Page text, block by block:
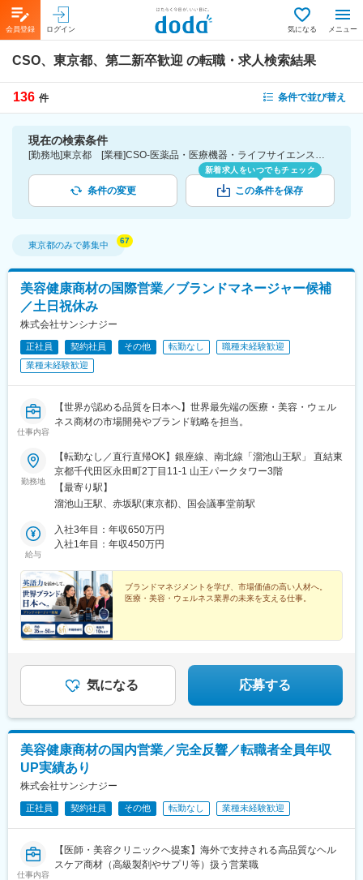
会員登録 ログイン 気になる メニュー
CSO、東京都、第二新卒歓迎 の転職・求人検索結果
136 件 条件で並び替え
現在の検索条件
[勤務地]東京都 [業種]CSO-医薬品・医療機器・ライフサイエンス・医療系サービス [詳細条件](募集・採用情報)第二新卒歓迎
条件の変更
新着求人をいつでもチェック
この条件を保存
東京都のみで募集中
美容健康商材の国際営業／ブランドマネージャー候補
／土日祝休み
株式会社サンシナジー
正社員 契約社員 その他 転勤なし
職種未経験歓迎
業種未経験歓迎
仕事内容
【世界が認める品質を日本へ】世界最先端の医療・美容・ウェル
ネス商材の市場開発やブランド戦略を担当。
勤務地
【転勤なし／直行直帰OK】銀座線、南北線「溜池山王駅」 直結東
京都千代田区永田町2丁目11-1 山王パークタワー3階
【最寄り駅】
溜池山王駅、赤坂駅(東京都)、国会議事堂前駅
給与
入社3年目：年収650万円
入社1年目：年収450万円
ブランドマネジメントを学び、市場価値の高い人材へ。
医療・美容・ウェルネス業界の未来を支える仕事。
気になる 応募する
美容健康商材の国内営業／完全反響／転職者全員年収
UP実績あり
株式会社サンシナジー
正社員 契約社員 その他 転勤なし 業種未経験歓迎
仕事内容
【医師・美容クリニックへ提案】海外で支持される高品質なヘル
スケア商材（高級製剤やサプリ等）扱う営業職